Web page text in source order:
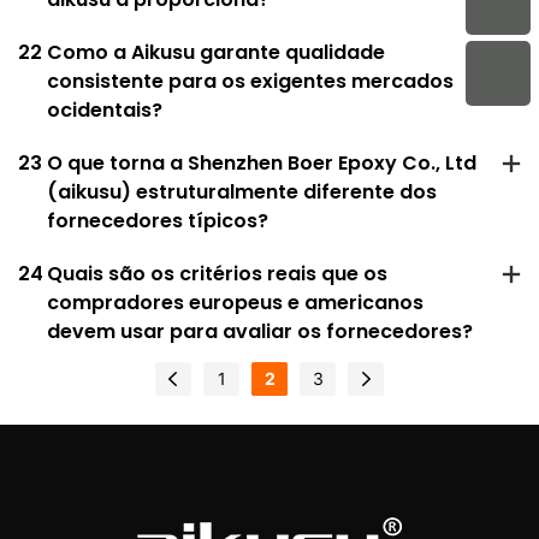
22 Como a Aikusu garante qualidade
consistente para os exigentes mercados
ocidentais?
23 O que torna a Shenzhen Boer Epoxy Co., Ltd
(aikusu) estruturalmente diferente dos
fornecedores típicos?
24 Quais são os critérios reais que os
compradores europeus e americanos
devem usar para avaliar os fornecedores?
1 2 3